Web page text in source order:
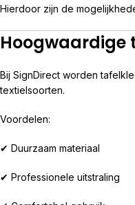
Hierdoor zijn de
Hoogwaardige
Bij SignDirect worden
textielsoorten.
Voordelen:
✔ Duurzaam materiaal
✔ Professionele uitstraling